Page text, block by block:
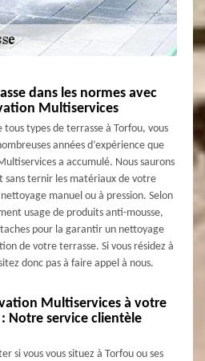
dans les normes avec
Multiservices
tous types de terrasse à Torfou, vous
années d’expérience que
a accumulé. Nous saurons
ternir les matériaux de votre
manuel ou à pression. Selon
usage de produits anti-mousse,
pour la garantir un nettoyage
de votre terrasse. Si vous résidez à
donc pas à faire appel à nous.
Multiservices à votre
Notre service clientèle
si vous vous situez à Torfou ou ses